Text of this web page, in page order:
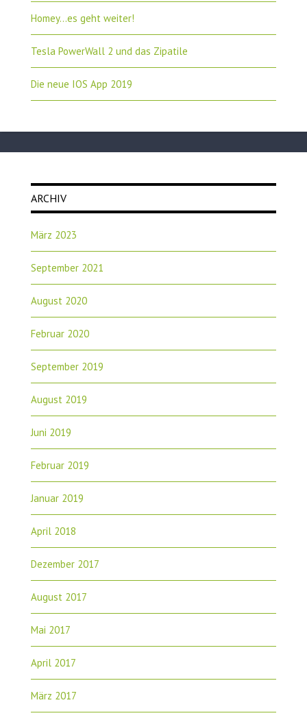
Homey…es geht weiter!
Tesla PowerWall 2 und das Zipatile
Die neue IOS App 2019
ARCHIV
März 2023
September 2021
August 2020
Februar 2020
September 2019
August 2019
Juni 2019
Februar 2019
Januar 2019
April 2018
Dezember 2017
August 2017
Mai 2017
April 2017
März 2017